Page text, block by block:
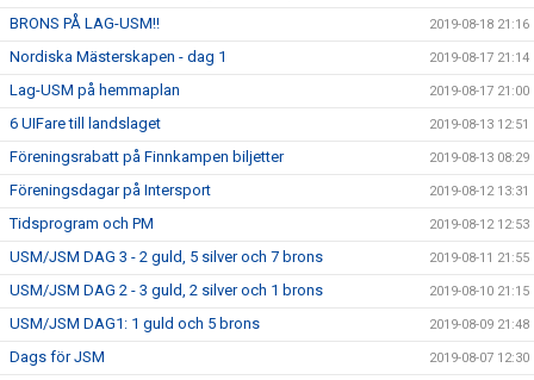
BRONS PÅ LAG-USM!! 2019-08-18 21:16
Nordiska Mästerskapen - dag 1 2019-08-17 21:14
Lag-USM på hemmaplan 2019-08-17 21:00
6 UIFare till landslaget 2019-08-13 12:51
Föreningsrabatt på Finnkampen biljetter 2019-08-13 08:29
Föreningsdagar på Intersport 2019-08-12 13:31
Tidsprogram och PM 2019-08-12 12:53
USM/JSM DAG 3 - 2 guld, 5 silver och 7 brons 2019-08-11 21:55
USM/JSM DAG 2 - 3 guld, 2 silver och 1 brons 2019-08-10 21:15
USM/JSM DAG1: 1 guld och 5 brons 2019-08-09 21:48
Dags för JSM 2019-08-07 12:30